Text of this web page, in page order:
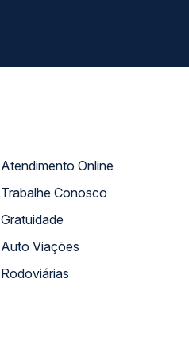
Atendimento Online
Trabalhe Conosco
Gratuidade
Auto Viações
Rodoviárias